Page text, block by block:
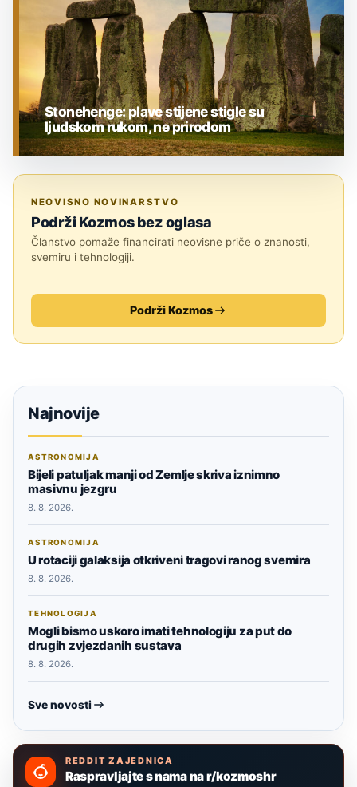
Stonehenge: plave stijene stigle su
ljudskom rukom, ne prirodom
NEOVISNO NOVINARSTVO
Podrži Kozmos bez oglasa
Članstvo pomaže financirati neovisne priče o znanosti,
svemiru i tehnologiji.
Podrži Kozmos
Najnovije
ASTRONOMIJA
Bijeli patuljak manji od Zemlje skriva iznimno
masivnu jezgru
8. 8. 2026.
ASTRONOMIJA
U rotaciji galaksija otkriveni tragovi ranog svemira
8. 8. 2026.
TEHNOLOGIJA
Mogli bismo uskoro imati tehnologiju za put do
drugih zvjezdanih sustava
8. 8. 2026.
Sve novosti
REDDIT ZAJEDNICA
Raspravljajte s nama na r/kozmoshr